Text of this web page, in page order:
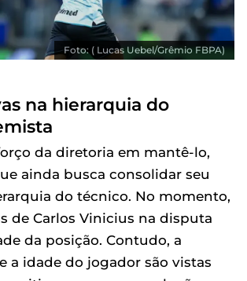
Foto: ( Lucas Uebel/Grêmio FBPA)
na hierarquia do
da diretoria em mantê-lo,
ainda busca consolidar seu
do técnico. No momento,
de Carlos Vinicius na disputa
da posição. Contudo, a
a idade do jogador são vistas